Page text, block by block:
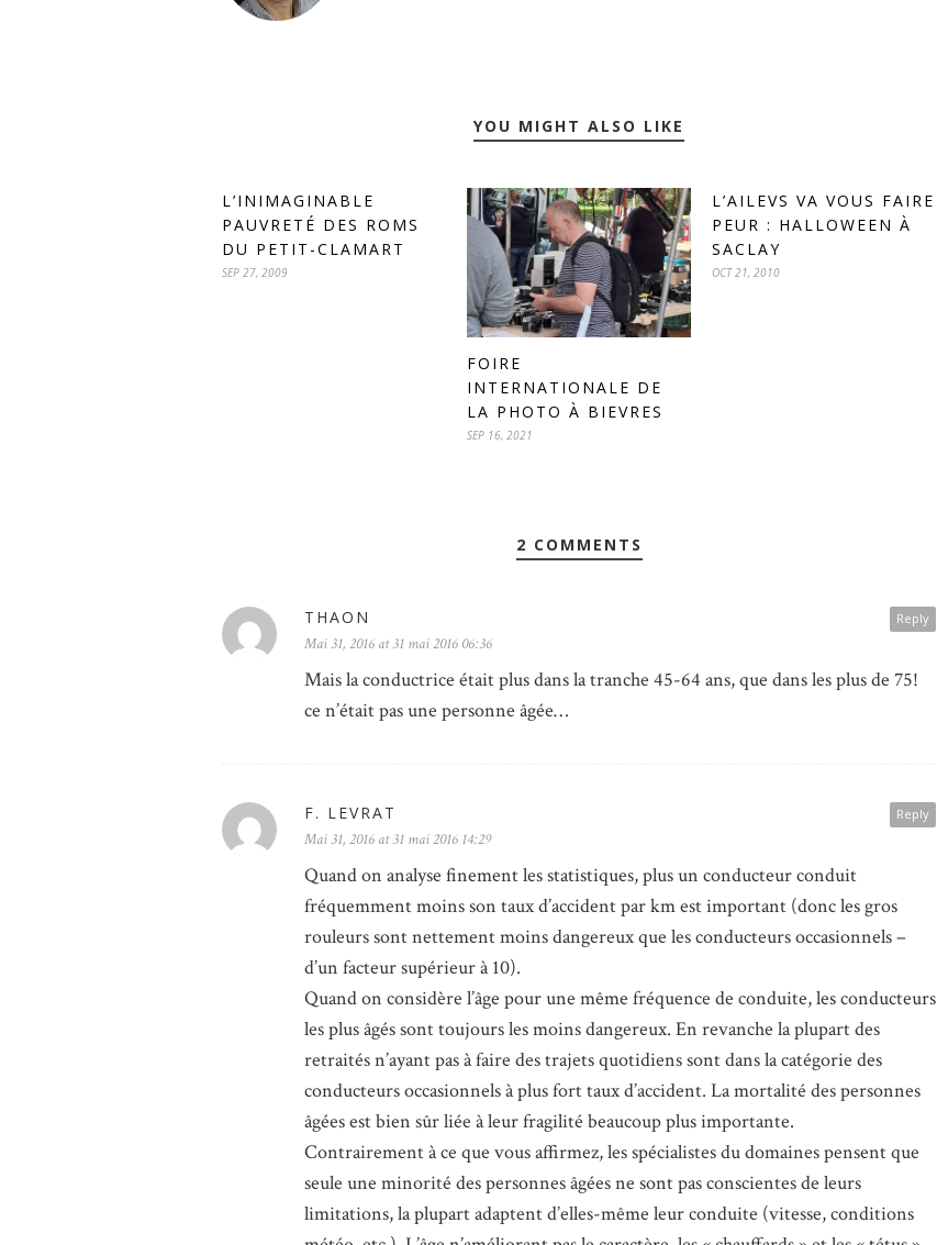
YOU MIGHT ALSO LIKE
L’INIMAGINABLE
PAUVRETÉ DES ROMS
DU PETIT-CLAMART
SEP 27, 2009
FOIRE
INTERNATIONALE DE
LA PHOTO À BIEVRES
SEP 16, 2021
L’AILEVS VA VOUS FAIRE
PEUR : HALLOWEEN À
SACLAY
OCT 21, 2010
2 COMMENTS
Reply
THAON
Mai 31, 2016 at 31 mai 2016 06:36
Mais la conductrice était plus dans la tranche 45-64 ans, que dans les plus de 75!
ce n’était pas une personne âgée…
Reply
F. LEVRAT
Mai 31, 2016 at 31 mai 2016 14:29
Quand on analyse finement les statistiques, plus un conducteur conduit
fréquemment moins son taux d’accident par km est important (donc les gros
rouleurs sont nettement moins dangereux que les conducteurs occasionnels –
d’un facteur supérieur à 10).
Quand on considère l’âge pour une même fréquence de conduite, les conducteurs
les plus âgés sont toujours les moins dangereux. En revanche la plupart des
retraités n’ayant pas à faire des trajets quotidiens sont dans la catégorie des
conducteurs occasionnels à plus fort taux d’accident. La mortalité des personnes
âgées est bien sûr liée à leur fragilité beaucoup plus importante.
Contrairement à ce que vous affirmez, les spécialistes du domaines pensent que
seule une minorité des personnes âgées ne sont pas conscientes de leurs
limitations, la plupart adaptent d’elles-même leur conduite (vitesse, conditions